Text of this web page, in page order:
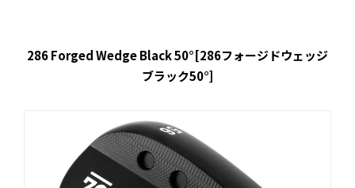
286 Forged Wedge Black 50°[286フォージドウェッジ
ブラック50°]